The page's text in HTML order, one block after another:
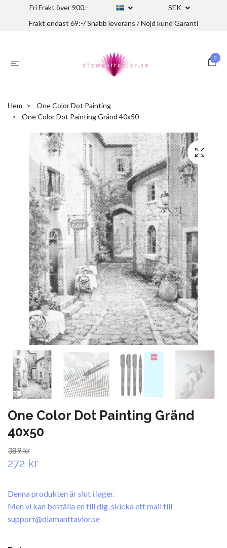
Fri Frakt över 900:-
SEK
Frakt endast 69:-/ Snabb leverans / Nöjd kund Garanti
0
Hem
One Color Dot Painting
One Color Dot Painting Gränd 40x50
One Color Dot Painting Gränd
40x50
389 kr
272 kr
Denna produkten är slut i lager.
Men vi kan beställa en till dig, skicka ett mail till
support@diamanttavlor.se